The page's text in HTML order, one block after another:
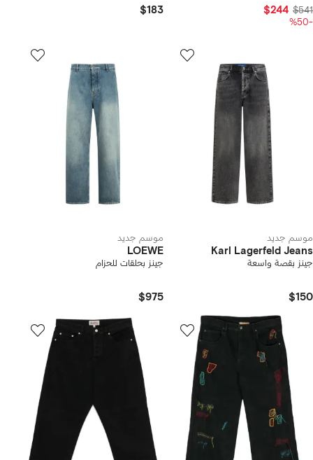
$541
$244
-%50
$183
موسم جديد
Karl Lagerfeld Jeans
جينز بقصة واسعة
$150
موسم جديد
LOEWE
جينز بحلقات للحزام
$975